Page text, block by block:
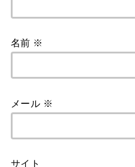
名前 ※
メール ※
サイト